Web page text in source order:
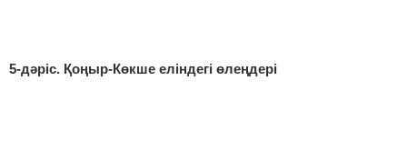
5-дәріс. Қоңыр-Көкше еліндегі өлеңдері